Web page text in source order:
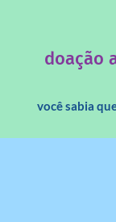
doação
você sabia